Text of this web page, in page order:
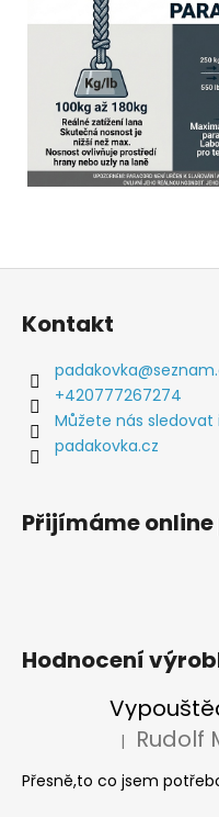
Z
Kontakt
padakovka@
+420777267274
Můžete nás
padakovka.cz
Přijímáme
Hodnocení
Hodnocení
| Rudolf
Přesně,to co jsem